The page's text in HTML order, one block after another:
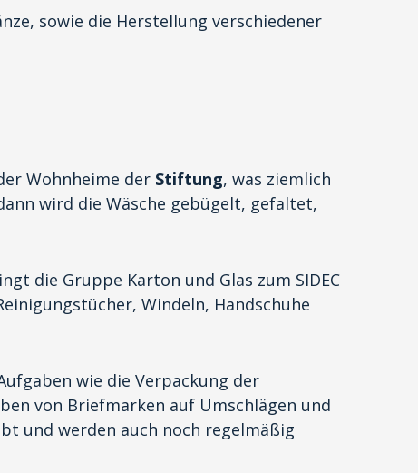
sowie die Herstellung verschiedener
Wohnheime der Stiftung, was ziemlich
wird die Wäsche gebügelt, gefaltet,
die Gruppe Karton und Glas zum SIDEC
Windeln, Handschuhe
wie die Verpackung der
von Briefmarken auf Umschlägen und
und werden auch noch regelmäßig